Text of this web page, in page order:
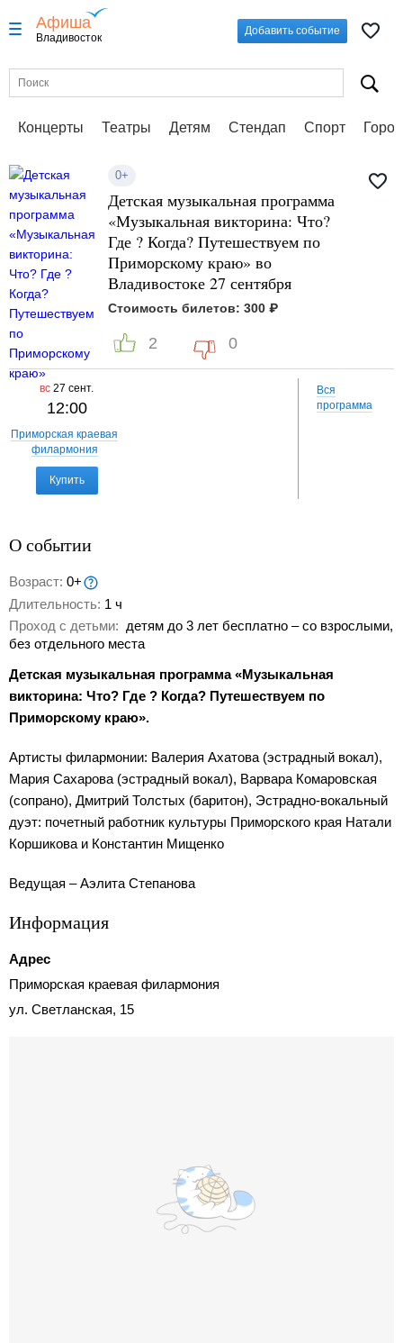
Афиша
Владивосток
Добавить событие
Концерты Театры Детям Стендап Спорт
0+
Детская музыкальная программа
«Музыкальная викторина: Что?
Где ? Когда? Путешествуем по
Приморскому краю» во
Владивостоке 27 сентября
Стоимость билетов: 300 ₽
2 0
вс27 сент.
12:00
Приморская краевая
филармония
Купить
Вся
программа
О событии
Возраст: 0+
Длительность: 1 ч
Проход с детьми: детям до 3 лет бесплатно – со взрослыми,
без отдельного места
Детская музыкальная программа «Музыкальная
викторина: Что? Где ? Когда? Путешествуем по
Приморскому краю».
Артисты филармонии: Валерия Ахатова (эстрадный вокал),
Мария Сахарова (эстрадный вокал), Варвара Комаровская
(сопрано), Дмитрий Толстых (баритон), Эстрадно-вокальный
дуэт: почетный работник культуры Приморского края Натали
Коршикова и Константин Мищенко
Ведущая – Аэлита Степанова
Информация
Адрес
Приморская краевая филармония
ул. Светланская, 15